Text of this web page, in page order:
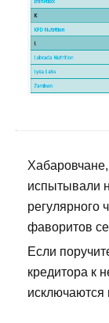
испытывали
регулярного
фаворитов
Если
кредитора к
исключаются